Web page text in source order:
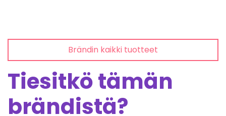
Brändin kaikki tuotteet
Tiesitkö tämän
brändistä?